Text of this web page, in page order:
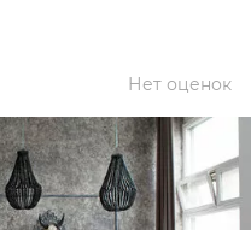
Нет оценок